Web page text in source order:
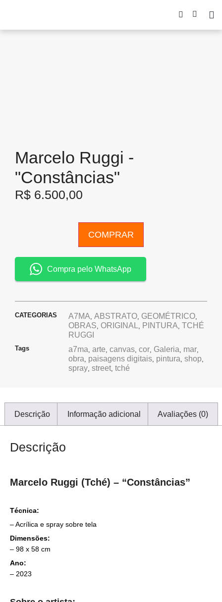
Marcelo Ruggi -
"Constâncias"
R$ 6.500,00
COMPRAR
Compra pelo WhatsApp
CATEGORIAS A7MA, ABSTRATO, GEOMÉTRICO,
OBRAS, ORIGINAL, PINTURA, TCHÉ
RUGGI
Tags a7ma, arte, canvas, cor, Galeria, mar,
obra, paisagens digitais, pintura, shop,
spray, street, tché
Descrição Informação adicional Avaliações (0)
Descrição
Marcelo Ruggi (Tché) – “Constâncias”
Técnica:
– Acrílica e spray sobre tela
Dimensões:
– 98 x 58 cm
Ano:
– 2023